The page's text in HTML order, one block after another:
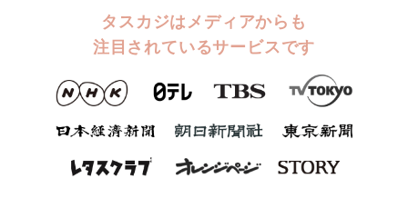
タスカジはメディアからも
注目されているサービスです